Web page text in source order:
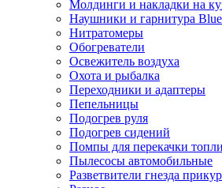
Молдинги и накладки на
Наушники и гарнитура
Нитратомеры
Обогреватели
Освежитель воздуха
Охота и рыбалка
Переходники и адаптеры
Пепельницы
Подогрев руля
Подогрев сидений
Помпы для перекачки
Пылесосы автомобильные
Разветвители гнезда